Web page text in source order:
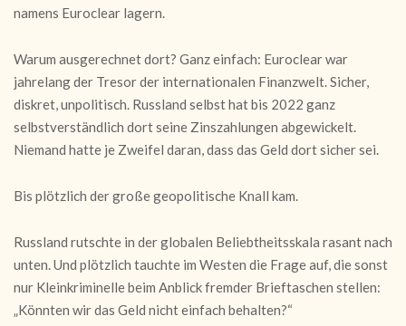
namens Euroclear lagern.
Warum ausgerechnet dort? Ganz einfach: Euroclear war
jahrelang der Tresor der internationalen Finanzwelt. Sicher,
diskret, unpolitisch. Russland selbst hat bis 2022 ganz
selbstverständlich dort seine Zinszahlungen abgewickelt.
Niemand hatte je Zweifel daran, dass das Geld dort sicher sei.
Bis plötzlich der große geopolitische Knall kam.
Russland rutschte in der globalen Beliebtheitsskala rasant nach
unten. Und plötzlich tauchte im Westen die Frage auf, die sonst
nur Kleinkriminelle beim Anblick fremder Brieftaschen stellen:
„Könnten wir das Geld nicht einfach behalten?“